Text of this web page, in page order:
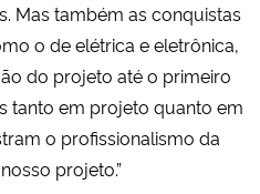
Mas também as conquistas
o de elétrica e eletrônica,
do projeto até o primeiro
tanto em projeto quanto em
o profissionalismo da
projeto.”